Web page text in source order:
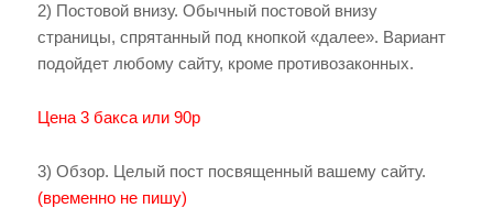
2) Постовой внизу. Обычный постовой внизу
страницы, спрятанный под кнопкой «далее». Вариант
подойдет любому сайту, кроме противозаконных.
Цена 3 бакса или 90р
3) Обзор. Целый пост посвященный вашему сайту.
(временно не пишу)